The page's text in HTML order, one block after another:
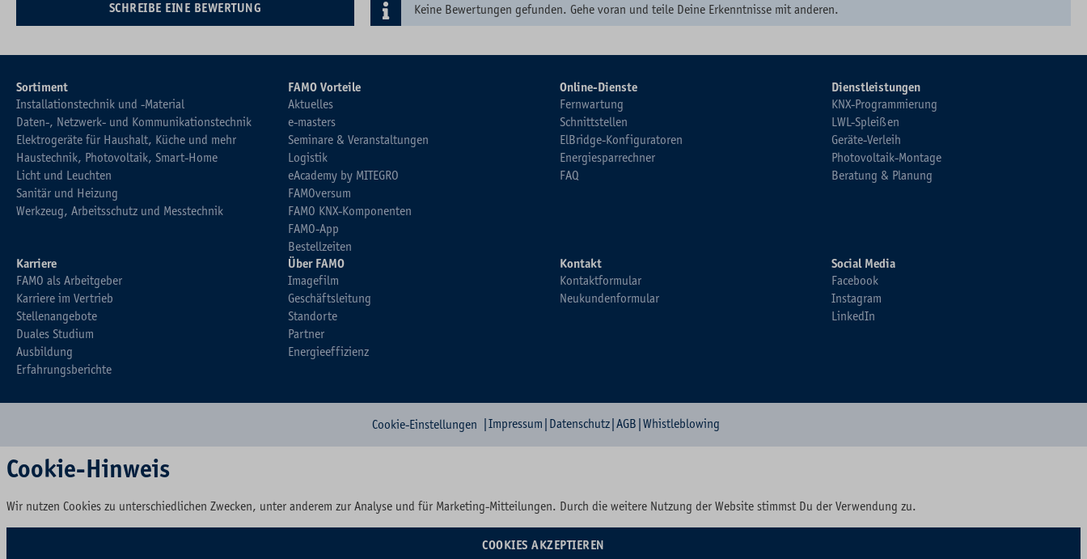
SCHREIBE EINE BEWERTUNG Keine Bewertungen gefunden. Gehe voran und teile Deine Erkenntnisse mit anderen.
Sortiment
Installationstechnik und -Material
Daten-, Netzwerk- und Kommunikationstechnik
Elektrogeräte für Haushalt, Küche und mehr
Haustechnik, Photovoltaik, Smart-Home
Licht und Leuchten
Sanitär und Heizung
Werkzeug, Arbeitsschutz und Messtechnik
FAMO Vorteile
Aktuelles
e-masters
Seminare & Veranstaltungen
Logistik
eAcademy by MITEGRO
FAMOversum
FAMO KNX-Komponenten
FAMO-App
Bestellzeiten
Online-Dienste
Fernwartung
Schnittstellen
ElBridge-Konfiguratoren
Energiesparrechner
FAQ
Dienstleistungen
KNX-Programmierung
LWL-Spleißen
Geräte-Verleih
Photovoltaik-Montage
Beratung & Planung
Karriere
FAMO als Arbeitgeber
Karriere im Vertrieb
Stellenangebote
Duales Studium
Ausbildung
Erfahrungsberichte
Über FAMO
Imagefilm
Geschäftsleitung
Standorte
Partner
Energieeffizienz
Kontakt
Kontaktformular
Neukundenformular
Social Media
Facebook
Instagram
LinkedIn
Cookie-Einstellungen Impressum Datenschutz AGB Whistleblowing
Cookie-Hinweis
Wir nutzen Cookies zu unterschiedlichen Zwecken, unter anderem zur Analyse und für Marketing-Mitteilungen. Durch die weitere Nutzung der Website stimmst Du der Verwendung zu.
COOKIES AKZEPTIEREN